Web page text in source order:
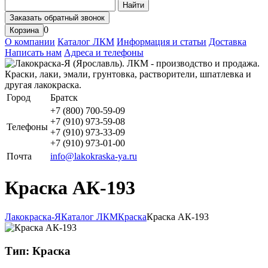
Найти
Заказать обратный звонок
Корзина 0
О компании Каталог ЛКМ Информация и статьи Доставка
Написать нам Адреса и телефоны
Город Братск
Телефоны
+7 (800) 700-59-09
+7 (910) 973-59-08
+7 (910) 973-33-09
+7 (910) 973-01-00
Почта
info@lakokraska-ya.ru
Краска АК-193
Лакокраска-ЯКаталог ЛКМКраскаКраска АК-193
Тип: Краска